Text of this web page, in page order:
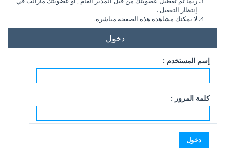
إنتظار التفعيل .
لا يمكنك مشاهدة هذه الصفحة مباشرة.
دخول
إسم المستخدم :
كلمة المرور :